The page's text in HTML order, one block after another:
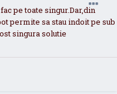
pe toate singur.Dar,din
permite sa stau indoit pe sub
singura solutie